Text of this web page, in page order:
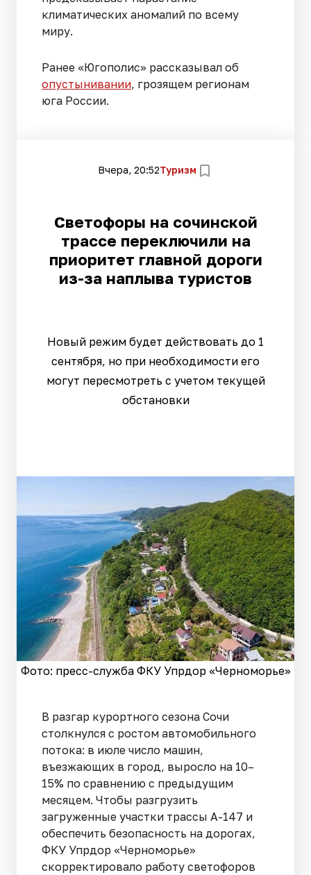
климатических аномалий по всему
миру.
Ранее «Югополис» рассказывал об
опустынивании, грозящем регионам
юга России.
Вчера, 20:52Туризм
Светофоры на сочинской
трассе переключили на
приоритет главной дороги
из-за наплыва туристов
Новый режим будет действовать до 1
сентября, но при необходимости его
могут пересмотреть с учетом текущей
обстановки
Фото: пресс-служба ФКУ Упрдор «Черноморье»
В разгар курортного сезона Сочи
столкнулся с ростом автомобильного
потока: в июле число машин,
въезжающих в город, выросло на 10–
15% по сравнению с предыдущим
месяцем. Чтобы разгрузить
загруженные участки трассы А-147 и
обеспечить безопасность на дорогах,
ФКУ Упрдор «Черноморье»
скорректировало работу светофоров